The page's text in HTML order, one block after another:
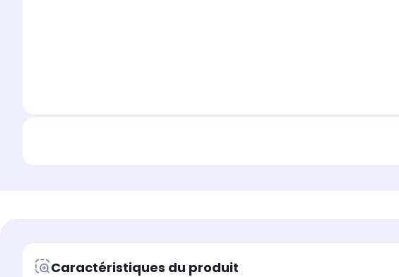
Caractéristiques du produit